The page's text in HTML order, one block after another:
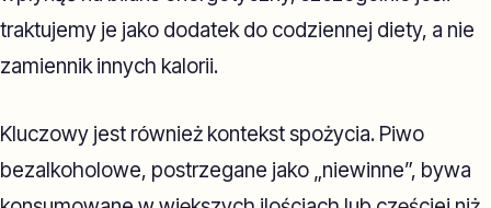
traktujemy je jako dodatek do codziennej diety, a nie
zamiennik innych kalorii.
Kluczowy jest również kontekst spożycia. Piwo
bezalkoholowe, postrzegane jako „niewinne”, bywa